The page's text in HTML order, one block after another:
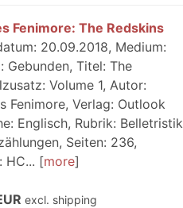
Fenimore: The Redskins
20.09.2018, Medium:
Gebunden, Titel: The
Volume 1, Autor:
Fenimore, Verlag: Outlook
Englisch, Rubrik: Belletristik
Seiten: 236,
HC...
more
excl. shipping